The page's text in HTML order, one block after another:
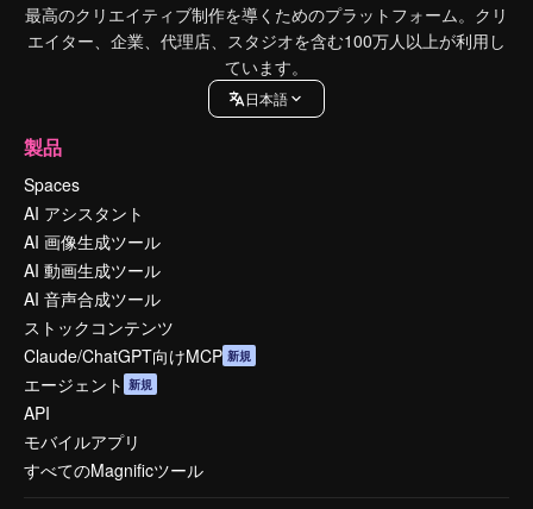
最高のクリエイティブ制作を導くためのプラットフォーム。クリ
エイター、企業、代理店、スタジオを含む100万人以上が利用し
ています。
日本語
製品
Spaces
AI アシスタント
AI 画像生成ツール
AI 動画生成ツール
AI 音声合成ツール
ストックコンテンツ
Claude/ChatGPT向けMCP 新規
エージェント 新規
API
モバイルアプリ
すべてのMagnificツール